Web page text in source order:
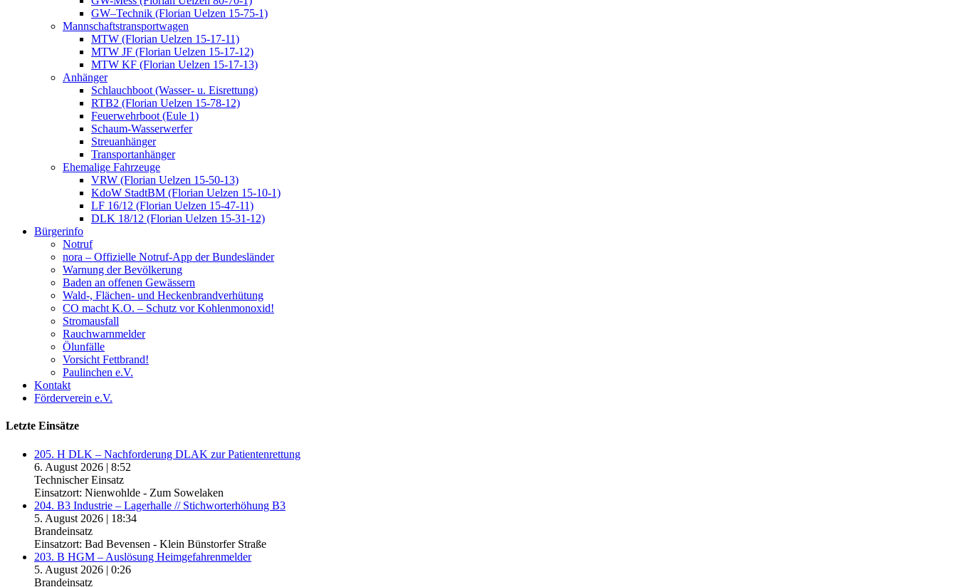
GW–Technik (Florian Uelzen 15-75-1)
Mannschaftstransportwagen
MTW (Florian Uelzen 15-17-11)
MTW JF (Florian Uelzen 15-17-12)
MTW KF (Florian Uelzen 15-17-13)
Anhänger
Schlauchboot (Wasser- u. Eisrettung)
RTB2 (Florian Uelzen 15-78-12)
Feuerwehrboot (Eule 1)
Schaum-Wasserwerfer
Streuanhänger
Transportanhänger
Ehemalige Fahrzeuge
VRW (Florian Uelzen 15-50-13)
KdoW StadtBM (Florian Uelzen 15-10-1)
LF 16/12 (Florian Uelzen 15-47-11)
DLK 18/12 (Florian Uelzen 15-31-12)
Bürgerinfo
Notruf
nora – Offizielle Notruf-App der Bundesländer
Warnung der Bevölkerung
Baden an offenen Gewässern
Wald-, Flächen- und Heckenbrandverhütung
CO macht K.O. – Schutz vor Kohlenmonoxid!
Stromausfall
Rauchwarnmelder
Ölunfälle
Vorsicht Fettbrand!
Paulinchen e.V.
Kontakt
Förderverein e.V.
Letzte Einsätze
205. H DLK – Nachforderung DLAK zur Patientenrettung
6. August 2026 | 8:52
Technischer Einsatz
Einsatzort: Nienwohlde - Zum Sowelaken
204. B3 Industrie – Lagerhalle // Stichworterhöhung B3
5. August 2026 | 18:34
Brandeinsatz
Einsatzort: Bad Bevensen - Klein Bünstorfer Straße
203. B HGM – Auslösung Heimgefahrenmelder
5. August 2026 | 0:26
Brandeinsatz